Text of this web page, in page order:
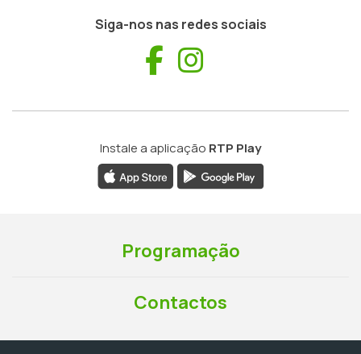
Siga-nos nas redes sociais
Facebook
Instale a aplicação RTP Play
Programação
Contactos